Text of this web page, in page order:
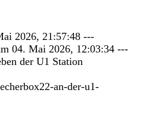
2026, 21:57:48 ---
04. Mai 2026, 12:03:34 ---
der U1 Station
an-der-u1-